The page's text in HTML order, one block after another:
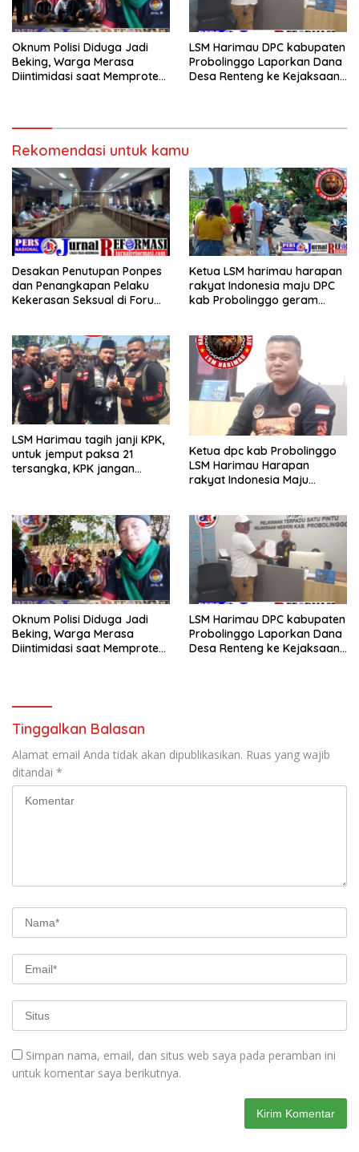
Oknum Polisi Diduga Jadi
Beking, Warga Merasa
Diintimidasi saat Memprotes
LSM Harimau DPC kabupaten
Probolinggo Laporkan Dana
Desa Renteng ke Kejaksaan,
Rekomendasi untuk kamu
Desakan Penutupan Ponpes
dan Penangkapan Pelaku
Kekerasan Seksual di Forum
Ketua LSM harimau harapan
rakyat Indonesia maju DPC
kab Probolinggo geram
LSM Harimau tagih janji KPK,
untuk jemput paksa 21
tersangka, KPK jangan
Ketua dpc kab Probolinggo
LSM Harimau Harapan
rakyat Indonesia Maju
Oknum Polisi Diduga Jadi
Beking, Warga Merasa
Diintimidasi saat Memprotes
LSM Harimau DPC kabupaten
Probolinggo Laporkan Dana
Desa Renteng ke Kejaksaan,
Tinggalkan Balasan
Alamat email Anda tidak akan dipublikasikan. Ruas yang wajib
ditandai *
Simpan nama, email, dan situs web saya pada peramban ini
untuk komentar saya berikutnya.